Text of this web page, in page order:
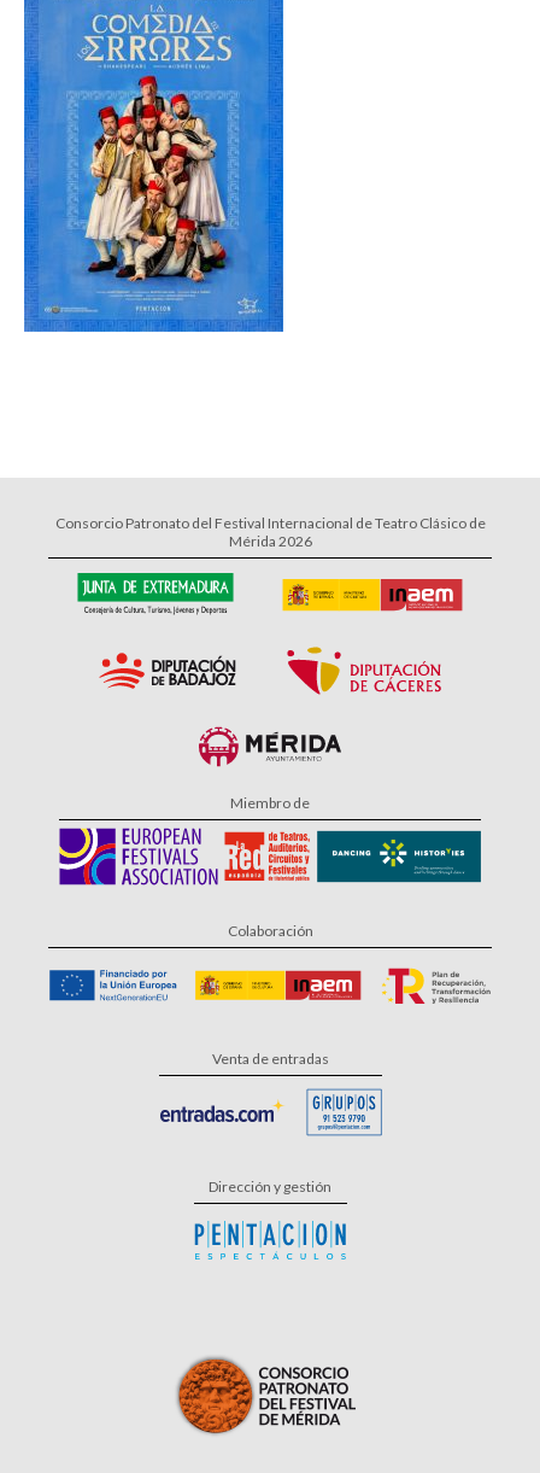
Consorcio Patronato del Festival Internacional de Teatro Clásico de
Mérida 2026
Miembro de
Colaboración
Venta de entradas
Dirección y gestión